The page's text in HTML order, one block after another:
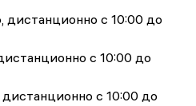
дистанционно с 10:00 до
с 10:00 до
с 10:00 до